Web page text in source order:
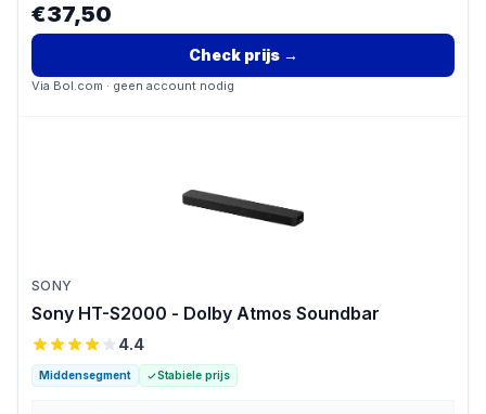
€37,50
Check prijs→
Via Bol.com · geen account nodig
SONY
Sony HT-S2000 - Dolby Atmos Soundbar
4.4
Middensegment Stabiele prijs